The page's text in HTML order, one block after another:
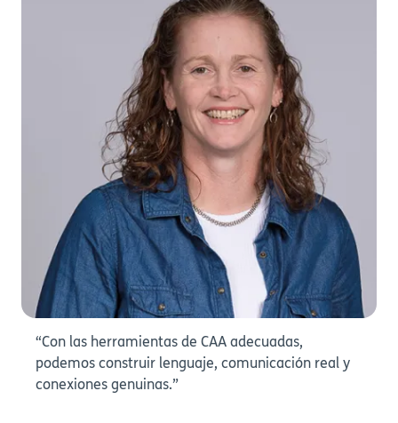
“Con las herramientas de CAA adecuadas,
podemos construir lenguaje, comunicación real y
conexiones genuinas.”